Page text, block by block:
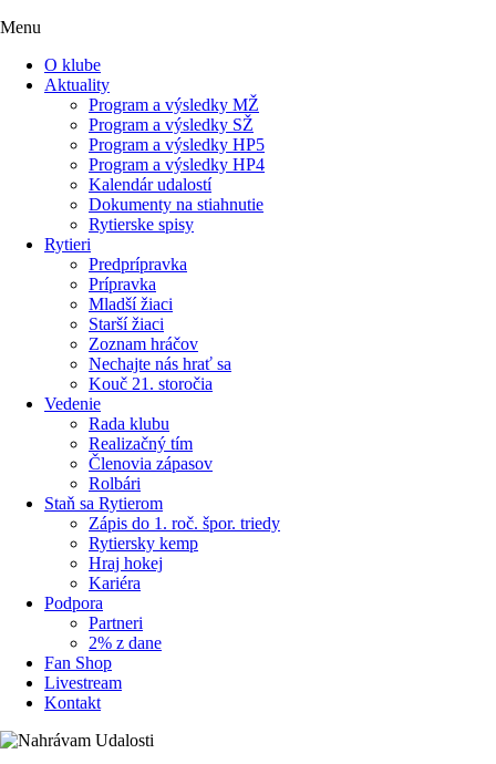
Menu
O klube
Aktuality
Program a výsledky MŽ
Program a výsledky SŽ
Program a výsledky HP5
Program a výsledky HP4
Kalendár udalostí
Dokumenty na stiahnutie
Rytierske spisy
Rytieri
Predprípravka
Prípravka
Mladší žiaci
Starší žiaci
Zoznam hráčov
Nechajte nás hrať sa
Kouč 21. storočia
Vedenie
Rada klubu
Realizačný tím
Členovia zápasov
Rolbári
Staň sa Rytierom
Zápis do 1. roč. špor. triedy
Rytiersky kemp
Hraj hokej
Kariéra
Podpora
Partneri
2% z dane
Fan Shop
Livestream
Kontakt